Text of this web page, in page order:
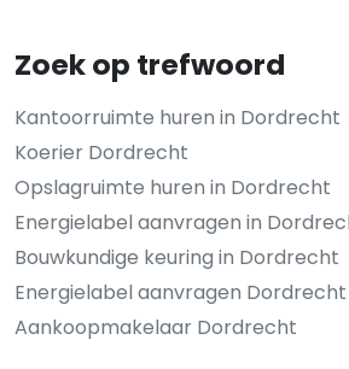
Zoek op trefwoord
Kantoorruimte huren in Dordrecht
Koerier Dordrecht
Opslagruimte huren in Dordrecht
Energielabel aanvragen in
Bouwkundige keuring in Dordrecht
Energielabel aanvragen Dordrecht
Aankoopmakelaar Dordrecht